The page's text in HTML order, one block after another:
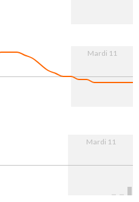
Mardi 11
Mardi 11